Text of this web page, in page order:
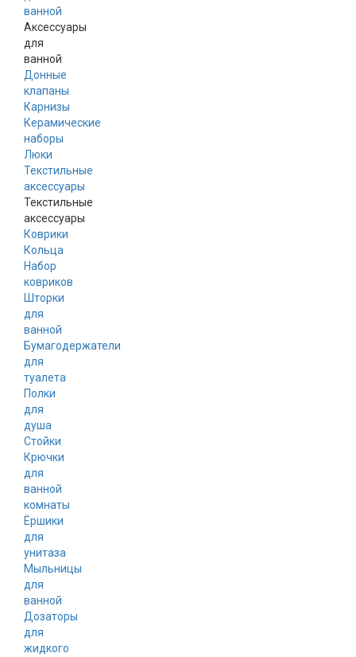
ванной
Аксессуары
для
ванной
Донные
клапаны
Карнизы
Керамические
наборы
Люки
Текстильные
аксессуары
Текстильные
аксессуары
Коврики
Кольца
Набор
ковриков
Шторки
для
ванной
Бумагодержатели
для
туалета
Полки
для
душа
Стойки
Крючки
для
ванной
комнаты
Ёршики
для
унитаза
Мыльницы
для
ванной
Дозаторы
для
жидкого